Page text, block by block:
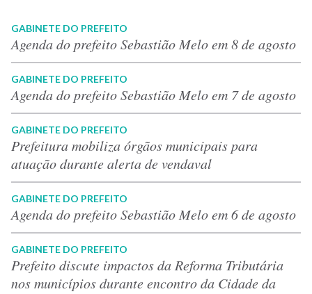
GABINETE DO PREFEITO
Agenda do prefeito Sebastião Melo em 8 de agosto
GABINETE DO PREFEITO
Agenda do prefeito Sebastião Melo em 7 de agosto
GABINETE DO PREFEITO
Prefeitura mobiliza órgãos municipais para
atuação durante alerta de vendaval
GABINETE DO PREFEITO
Agenda do prefeito Sebastião Melo em 6 de agosto
GABINETE DO PREFEITO
Prefeito discute impactos da Reforma Tributária
nos municípios durante encontro da Cidade da